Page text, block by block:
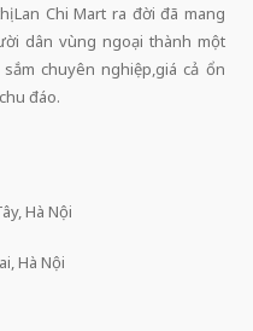
Lan Chi Mart ra đời đã mang
dân vùng ngoại thành một
sắm chuyên nghiệp,giá cả ổn
đáo.
Hà Nội
Hà Nội